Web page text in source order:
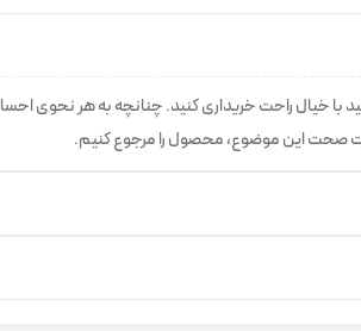
خیال راحت خریداری کنید. چنانچه به هر نحوی
صحت این موضوع، محصول را مرجوع کنیم.